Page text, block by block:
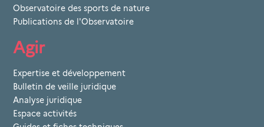
Observatoire des sports de nature
Publications de l'Observatoire
Agir
Expertise et développement
Bulletin de veille juridique
Analyse juridique
Espace activités